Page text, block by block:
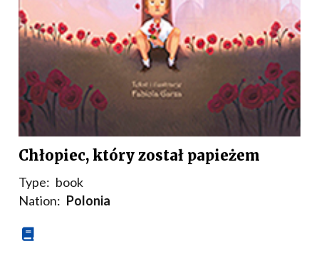
Chłopiec, który został papieżem
Type: book
Nation: Polonia